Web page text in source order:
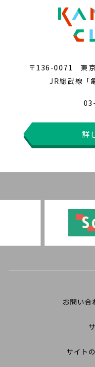
〒136-0071 東京
JR総武線「
詳
お問い合
サイト